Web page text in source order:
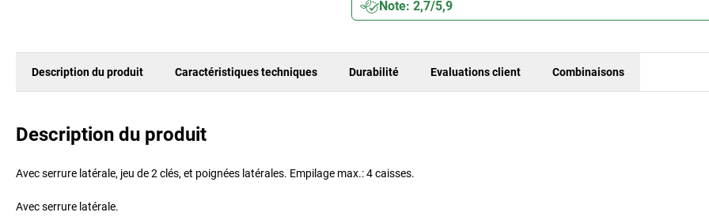
Note: 2,7/5,9
Description du produit Caractéristiques techniques Durabilité Evaluations client Combinaisons
Description du produit
Avec serrure latérale, jeu de 2 clés, et poignées latérales. Empilage max.: 4 caisses.
Avec serrure latérale.